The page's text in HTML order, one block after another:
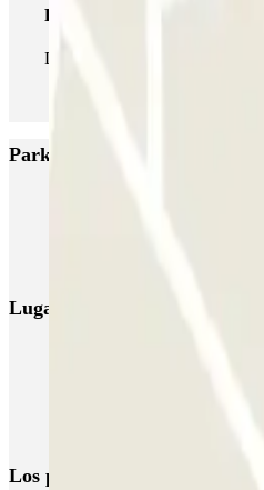
Pase ilimitado
Durante tu estancia podrás
Parkings más valorados en
Lugares y eventos
Los parkings